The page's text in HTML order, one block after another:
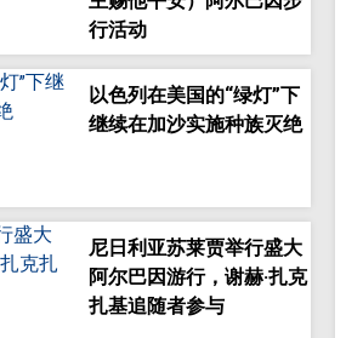
行活动
以色列在美国的“绿灯”下
继续在加沙实施种族灭绝
尼日利亚苏莱贾举行盛大
阿尔巴因游行，谢赫·扎克
扎基追随者参与